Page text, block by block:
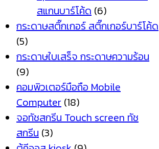
สแกนบาร์โค้ด (6)
กระดาษสติ๊กเกอร์ สติ๊กเกอร์บาร์โค้ด
(5)
กระดาษใบเสร็จ กระดาษความร้อน
(9)
คอมพิวเตอร์มือถือ Mobile
Computer (18)
จอทัชสกรีน Touch screen ทัช
สกรีน (3)